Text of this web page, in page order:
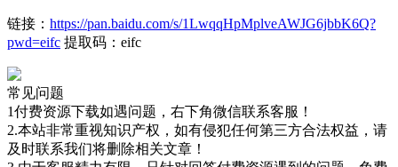
链接： https://pan.baidu.com/s/1LwqqHpMplveAWJG6jbbK6Q?
pwd=eifc 提取码：eifc
常见问题
1付费资源下载如遇问题，右下角微信联系客服！
2.本站非常重视知识产权，如有侵犯任何第三方合法权益，请
及时联系我们将删除相关文章！